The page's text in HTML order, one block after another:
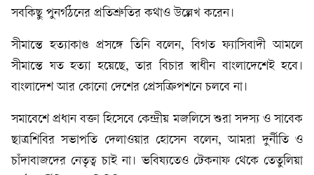
সবকিছু পুনর্গঠনের প্রতিশ্রুতির কথাও উল্লেখ করেন।
সীমান্তে হত্যাকাণ্ড প্রসঙ্গে তিনি বলেন, বিগত ফ্যাসিবাদী আমলে
সীমান্তে যত হত্যা হয়েছে, তার বিচার স্বাধীন বাংলাদেশেই হবে।
বাংলাদেশ আর কোনো দেশের প্রেসক্রিপশনে চলবে না।
সমাবেশে প্রধান বক্তা হিসেবে কেন্দ্রীয় মজলিসে শুরা সদস্য ও সাবেক
ছাত্রশিবির সভাপতি দেলাওয়ার হোসেন বলেন, আমরা দুর্নীতি ও
চাঁদাবাজদের নেতৃত্ব চাই না। ভবিষ্যতেও টেকনাফ থেকে তেতুলিয়া